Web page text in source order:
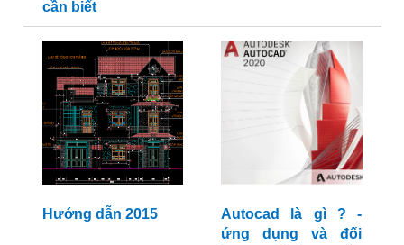
cần biết
Hướng dẫn 2015
Autocad là gì ? -
ứng dụng và đối